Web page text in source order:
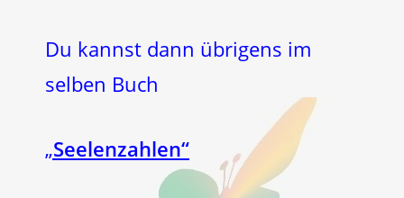
Du kannst dann übrigens im
selben Buch
„Seelenzahlen“